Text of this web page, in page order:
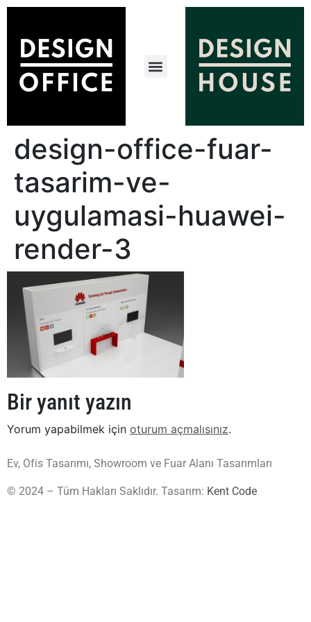
design-office-fuar-
tasarim-ve-
uygulamasi-huawei-
render-3
Bir yanıt yazın
Yorum yapabilmek için oturum açmalısınız.
Ev, Ofis Tasarımı, Showroom ve Fuar Alanı Tasarımları
© 2024 – Tüm Hakları Saklıdır. Tasarım: Kent Code